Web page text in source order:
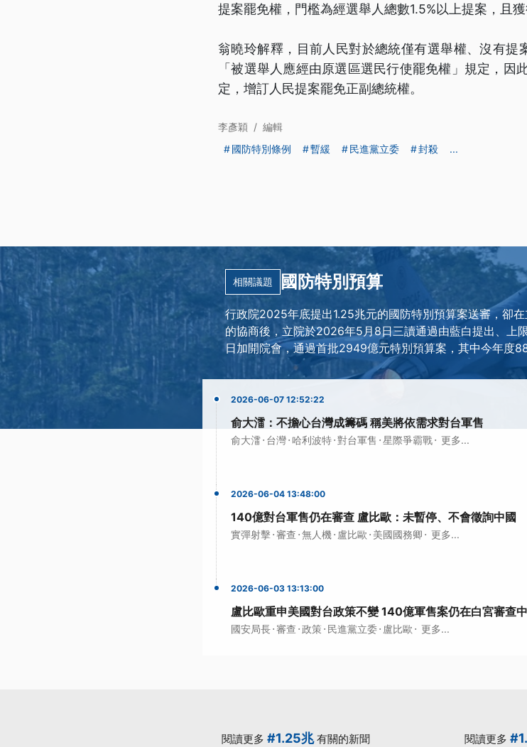
提案罷免權，門檻為經選舉人總數1.5%以上提案，且獲
翁曉玲解釋，目前人民對於總統僅有選舉權、沒有提
「被選舉人應經由原選區選民行使罷免權」規定，因
定，增訂人民提案罷免正副總統權。
李彥穎 / 編輯
國防特別條例
暫緩 民進黨立委 封殺 ...
相關議題 國防特別預算
行政院2025年底提出1.25兆元的國防特別預算案送審，卻
的協商後，立院於2026年5月8日三讀通過由藍白提出、上
日加開院會，通過首批2949億元特別預算案，其中今年度
2026-06-07 12:52:22
俞大㵢：不擔心台灣成籌碼 稱美將依需求對台軍售
俞大㵢· 台灣· 哈利波特·對台軍售 ·星際爭霸戰· 更多...
2026-06-04 13:48:00
140億對台軍售仍在審查 盧比歐：未暫停、不會徵詢中國
實彈射擊 · 審查 ·無人機 · 盧比歐 · 美國國務卿 · 更多...
2026-06-03 13:13:00
盧比歐重申美國對台政策不變 140億軍售案仍在白宮審查中
國安局長· 審查 ·政策 · 民進黨立委· 盧比歐 · 更多...
閱讀更多 #1.25兆有關的新聞 閱讀更多